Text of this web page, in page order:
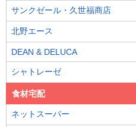
サンクゼール・久世福商店
北野エース
DEAN & DELUCA
シャトレーゼ
食材宅配
ネットスーパー